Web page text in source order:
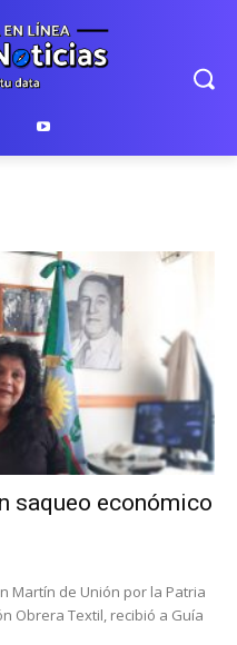
saqueo económico
Martín de Unión por la Patria
Obrera Textil, recibió a Guía